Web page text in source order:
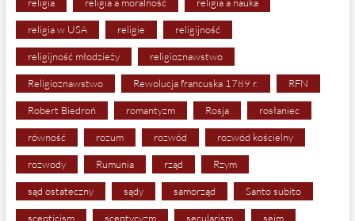
religia w USA religie religijność
religijność młodzieży religioznawstwo
Religioznawstwo Rewolucja francuska 1789 r. RFN
Robert Biedroń romantyzm Rosja rosłaniec
równość rozum rozwód rozwód kościelny
rozwody Rumunia rząd Rzym
sąd ostateczny sądy samorząd Santo subito
scepticism sceptycyzm secularism sejm